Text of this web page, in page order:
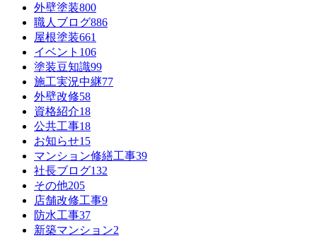
外壁塗装800
職人ブログ886
屋根塗装661
イベント 106
塗装豆知識99
施工実況中継77
外壁改修58
資格紹介18
公共工事18
お知らせ15
マンション修繕工事39
社長ブログ132
その他205
店舗改修工事9
防水工事37
新築マンション2